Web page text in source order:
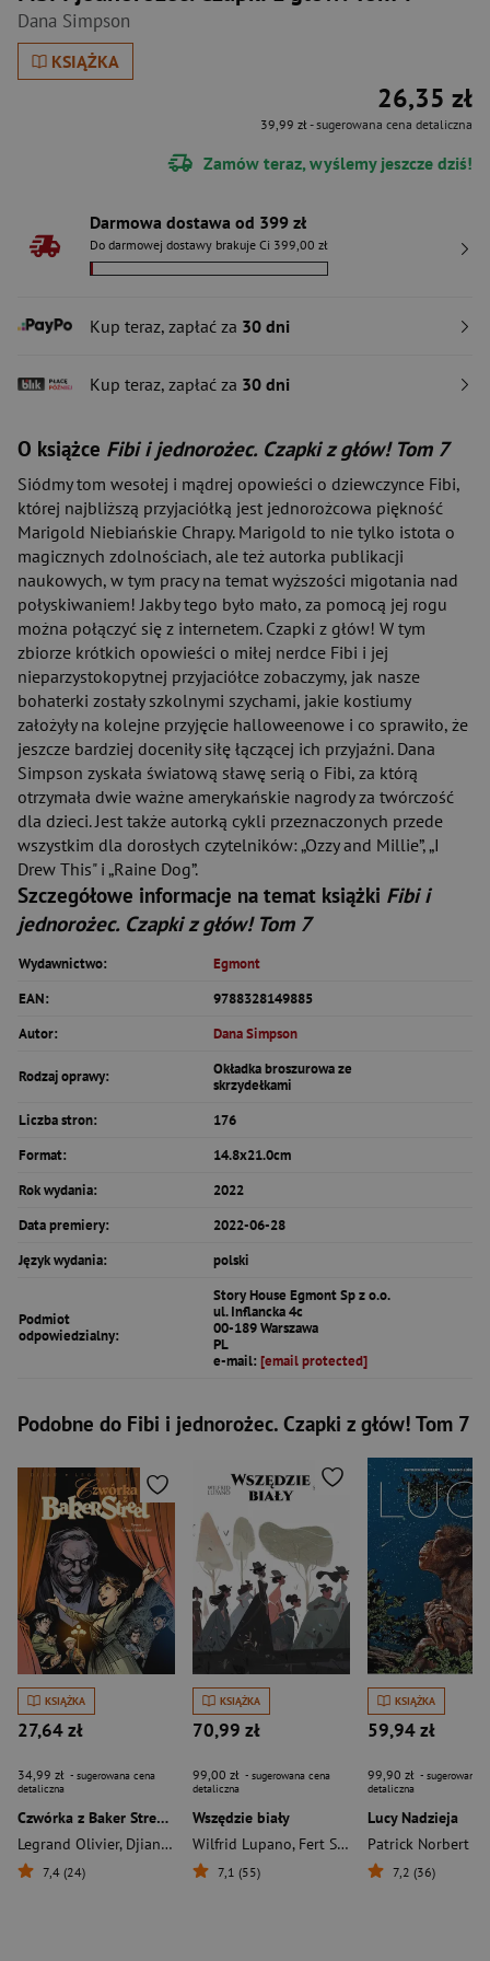
Dana Simpson
KSIĄŻKA
26,35 zł
39,99 zł- sugerowana cena detaliczna
Zamów teraz, wyślemy jeszcze dziś!
Darmowa dostawa od 399 zł
Do darmowej dostawy brakuje Ci 399,00 zł
Kup teraz, zapłać za 30 dni
Kup teraz, zapłać za 30 dni
O książce Fibi i jednorożec. Czapki z głów! Tom 7
Siódmy tom wesołej i mądrej opowieści o dziewczynce Fibi,
której najbliższą przyjaciółką jest jednorożcowa piękność
Marigold Niebiańskie Chrapy. Marigold to nie tylko istota o
magicznych zdolnościach, ale też autorka publikacji
naukowych, w tym pracy na temat wyższości migotania nad
połyskiwaniem! Jakby tego było mało, za pomocą jej rogu
można połączyć się z internetem. Czapki z głów! W tym
zbiorze krótkich opowieści o miłej nerdce Fibi i jej
nieparzystokopytnej przyjaciółce zobaczymy, jak nasze
bohaterki zostały szkolnymi szychami, jakie kostiumy
założyły na kolejne przyjęcie halloweenowe i co sprawiło, że
jeszcze bardziej doceniły siłę łączącej ich przyjaźni. Dana
Simpson zyskała światową sławę serią o Fibi, za którą
otrzymała dwie ważne amerykańskie nagrody za twórczość
dla dzieci. Jest także autorką cykli przeznaczonych przede
wszystkim dla dorosłych czytelników: „Ozzy and Millie”, „I
Drew This" i „Raine Dog”.
Szczegółowe informacje na temat książki Fibi i
jednorożec. Czapki z głów! Tom 7
Wydawnictwo:
Egmont
EAN:
9788328149885
Autor:
Dana Simpson
Rodzaj oprawy:
Okładka broszurowa ze
skrzydełkami
Liczba stron:
176
Format:
14.8x21.0cm
Rok wydania:
2022
Data premiery:
2022-06-28
Język wydania:
polski
Podmiot
odpowiedzialny:
Story House Egmont Sp z o.o.
ul. Inflancka 4c
00-189 Warszawa
PL
e-mail: [email protected]
Podobne do Fibi i jednorożec. Czapki z głów! Tom 7
KSIĄŻKA
27,64 zł
34,99 zł - sugerowana cena
detaliczna
Czwórka z Baker Street. Treser kanarków. Tom 9
Legrand Olivier, Djian Jean-Blaise
7,4 (24)
KSIĄŻKA
70,99 zł
99,00 zł - sugerowana cena
detaliczna
Wszędzie biały
Wilfrid Lupano, Fert Stéphane
7,1 (55)
KSIĄŻKA
59,94 zł
99,90 zł - sugerowana
detaliczna
Lucy Nadzieja
Patrick Norbert
7,2 (36)